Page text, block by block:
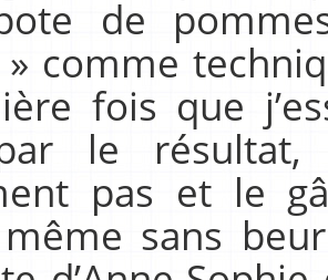
de
comme
fois que
le
pas et le
sans